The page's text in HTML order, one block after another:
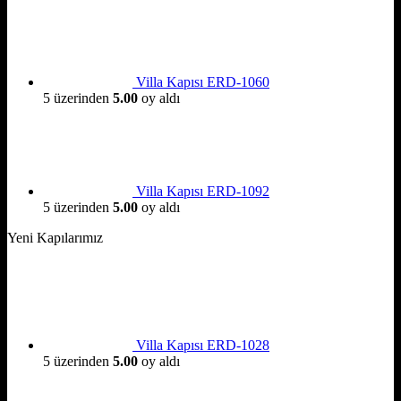
Villa Kapısı ERD-1060
5 üzerinden 5.00 oy aldı
Villa Kapısı ERD-1092
5 üzerinden 5.00 oy aldı
Yeni Kapılarımız
Villa Kapısı ERD-1028
5 üzerinden 5.00 oy aldı